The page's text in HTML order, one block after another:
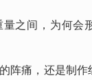
量之间，为何会
阵痛，还是制